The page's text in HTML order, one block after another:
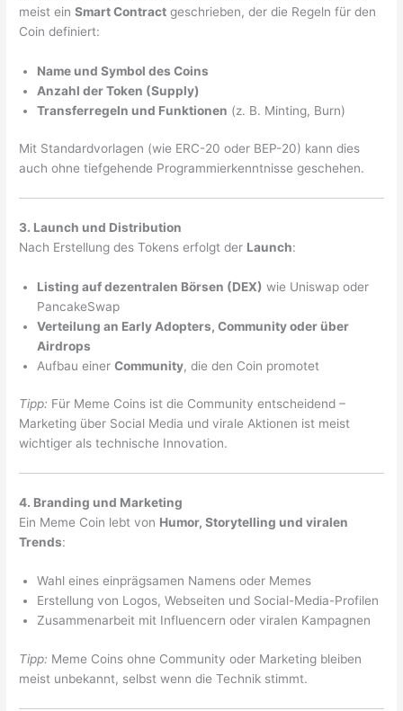
meist einSmart Contract geschrieben, der die Regeln für den
Coin definiert:
Name und Symbol des Coins
Anzahl der Token (Supply)
Transferregeln und Funktionen (z. B. Minting, Burn)
Mit Standardvorlagen (wie ERC-20 oder BEP-20) kann dies
auch ohne tiefgehende Programmierkenntnisse geschehen.
3. Launch und Distribution
Nach Erstellung des Tokens erfolgt der Launch:
Listing auf dezentralen Börsen (DEX) wie Uniswap oder
PancakeSwap
Verteilung an Early Adopters, Community oder über
Airdrops
Aufbau einerCommunity, die den Coin promotet
Tipp: Für Meme Coins ist die Community entscheidend –
Marketing über Social Media und virale Aktionen ist meist
wichtiger als technische Innovation.
4. Branding und Marketing
Ein Meme Coin lebt von Humor, Storytelling und viralen
Trends:
Wahl eines einprägsamen Namens oder Memes
Erstellung von Logos, Webseiten und Social-Media-Profilen
Zusammenarbeit mit Influencern oder viralen Kampagnen
Tipp: Meme Coins ohne Community oder Marketing bleiben
meist unbekannt, selbst wenn die Technik stimmt.